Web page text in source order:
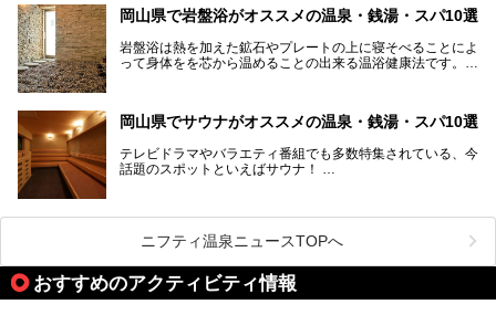
海に多数の島々が浮かぶ瀬戸内海に面した南部に分けられま
す。年間を通じて降水量が少ない「晴れの国」で、モモやブ
ドウなど果物の栽培が盛んなうえ、その品質の高さは全国的
にも有名です。
ます。ここでは、岡山県で評判のスーパー銭湯をご紹介しま
しょう。
岡山県で岩盤浴がオススメの温泉・銭湯・スパ10選
岩盤浴は熱を加えた鉱石やプレートの上に寝そべることによ
って身体をを芯から温めることの出来る温浴健康法です。じ
ススメ温泉・銭湯・スパ10ヶ所を紹介させていただきま
岡山県でサウナがオススメの温泉・銭湯・スパ10選
テレビドラマやバラエティ番組でも多数特集されている、今
話題のスポットといえばサウナ！
今回は、岡山県でサウナがおすすめの温泉や銭湯、スパを厳
選してご紹介！
血流が良くなるだけでなく美容効果やリラックス効果も期待
ニフティ温泉ニュースTOPへ
おすすめのアクティビティ情報